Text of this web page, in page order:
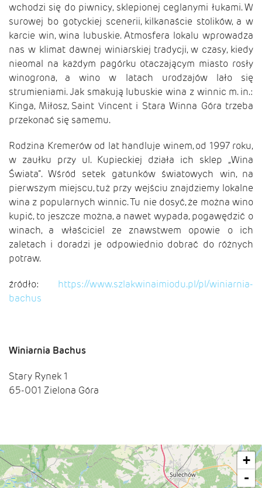
wchodzi się do piwnicy, sklepionej ceglanymi łukami. W
surowej bo gotyckiej scenerii, kilkanaście stolików, a w
karcie win, wina lubuskie. Atmosfera lokalu wprowadza
nas w klimat dawnej winiarskiej tradycji, w czasy, kiedy
nieomal na każdym pagórku otaczającym miasto rosły
winogrona, a wino w latach urodzajów lało się
strumieniami. Jak smakują lubuskie wina z winnic m. in.:
Kinga, Miłosz, Saint Vincent i Stara Winna Góra trzeba
przekonać się samemu.
Rodzina Kremerów od lat handluje winem, od 1997 roku,
w zaułku przy ul. Kupieckiej działa ich sklep „Wina
Świata”. Wśród setek gatunków światowych win, na
pierwszym miejscu, tuż przy wejściu znajdziemy lokalne
wina z popularnych winnic. Tu nie dosyć, że można wino
kupić, to jeszcze można, a nawet wypada, pogawędzić o
winach, a właściciel ze znawstwem opowie o ich
zaletach i doradzi je odpowiednio dobrać do różnych
potraw.
źródło: https://www.szlakwinaimiodu.pl/pl/winiarnia-
bachus
Winiarnia Bachus
Stary Rynek 1
65-001 Zielona Góra
+
-